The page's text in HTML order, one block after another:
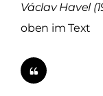
Václav Havel
oben im Text